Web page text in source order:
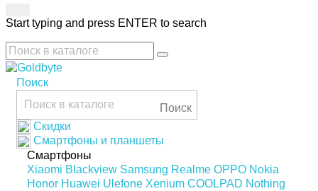
Start typing and press ENTER to search
Поиск
Поиск
Скидки
Смартфоны и планшеты
Смартфоны
Xiaomi Blackview Samsung Realme OPPO Nokia
Honor Huawei Ulefone Xenium COOLPAD Nothing